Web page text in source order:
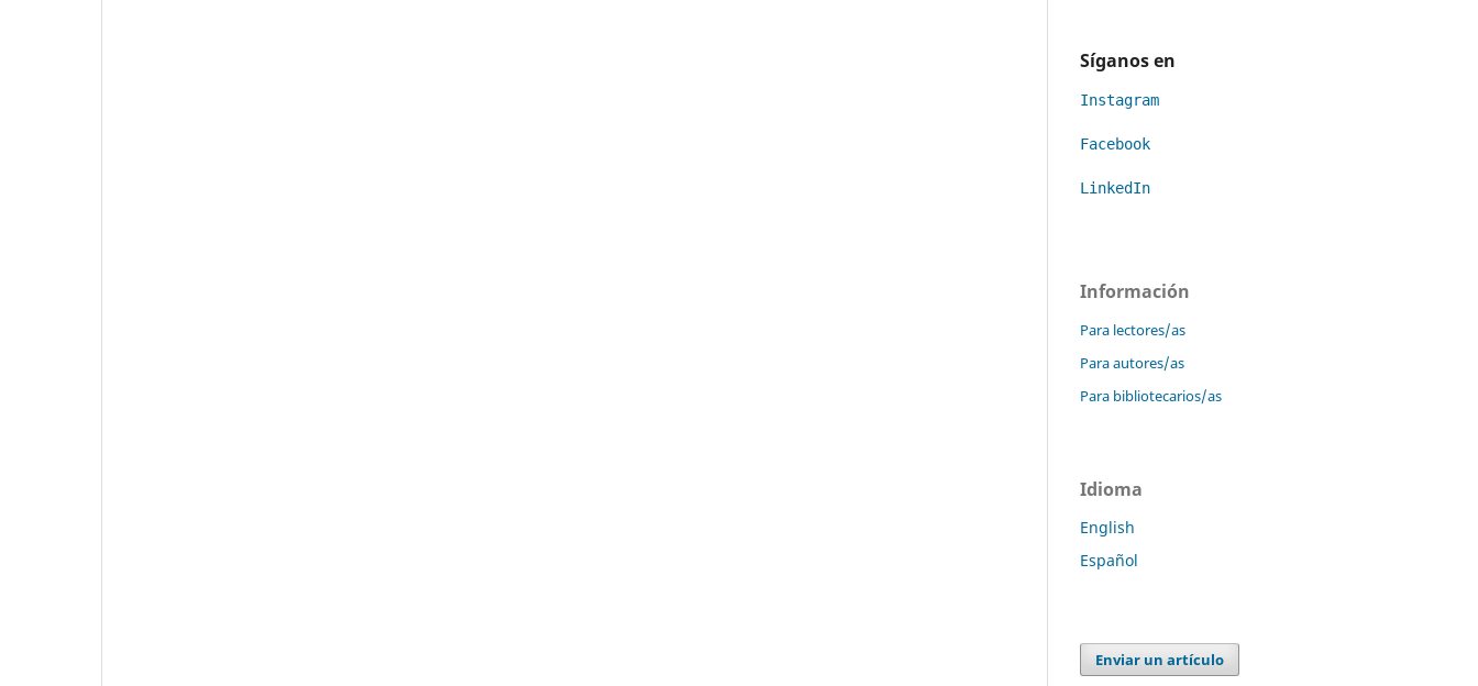
Síganos en
Instagram
Facebook
LinkedIn
Información
Para lectores/as
Para autores/as
Para bibliotecarios/as
Idioma
English
Español
Enviar un artículo